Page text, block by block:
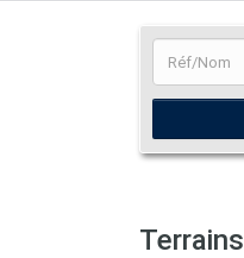
Terrains